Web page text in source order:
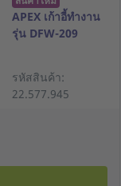
APEX เก้าอี้ทำงาน
รุ่น DFW-209
รหัสสินค้า:
22.577.945